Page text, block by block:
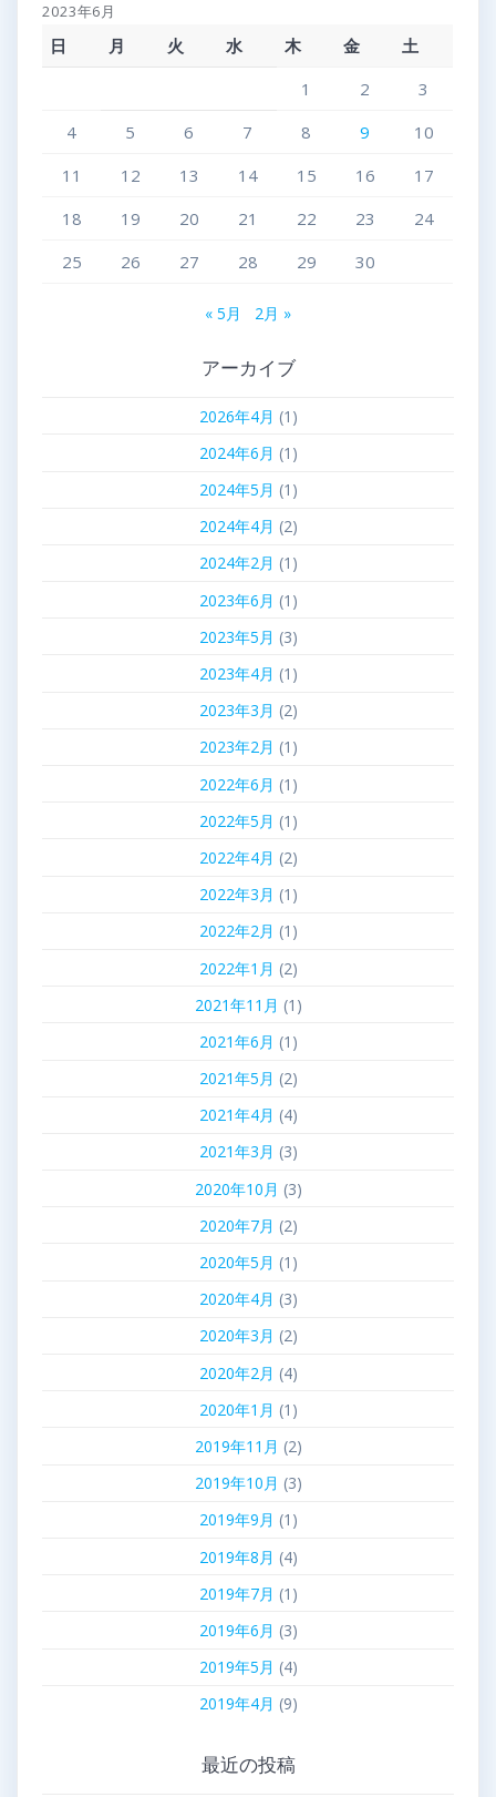
2023年6月
日 月 火 水 木 金
土
1
2
3
4
5 6 7 8 9
10
11
12 13 14 15 16
17
18
19 20 21 22 23
24
25
26 27 28 29 30
« 5月 2月 »
アーカイブ
2026年4月 (1)
2024年6月 (1)
2024年5月 (1)
2024年4月 (2)
2024年2月 (1)
2023年6月 (1)
2023年5月 (3)
2023年4月 (1)
2023年3月 (2)
2023年2月 (1)
2022年6月 (1)
2022年5月 (1)
2022年4月 (2)
2022年3月 (1)
2022年2月 (1)
2022年1月 (2)
2021年11月 (1)
2021年6月 (1)
2021年5月 (2)
2021年4月 (4)
2021年3月 (3)
2020年10月 (3)
2020年7月 (2)
2020年5月 (1)
2020年4月 (3)
2020年3月 (2)
2020年2月 (4)
2020年1月 (1)
2019年11月 (2)
2019年10月 (3)
2019年9月 (1)
2019年8月 (4)
2019年7月 (1)
2019年6月 (3)
2019年5月 (4)
2019年4月 (9)
最近の投稿